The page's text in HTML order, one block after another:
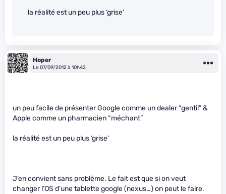
la réalité est un peu plus ‘grise’
Hoper
Le 07/09/2012 à 10h42
un peu facile de présenter Google comme un dealer “gentil” &
Apple comme un pharmacien “méchant”
la réalité est un peu plus ‘grise’
J’en convient sans problème. Le fait est que si on veut
changer l’OS d’une tablette google (nexus…) on peut le faire.